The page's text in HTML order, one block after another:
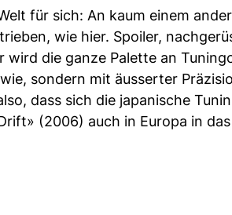
für sich: An kaum einem
wie hier. Spoiler,
wird die ganze Palette an
sondern mit äusserter
dass sich die japanische
(2006) auch in Europa in